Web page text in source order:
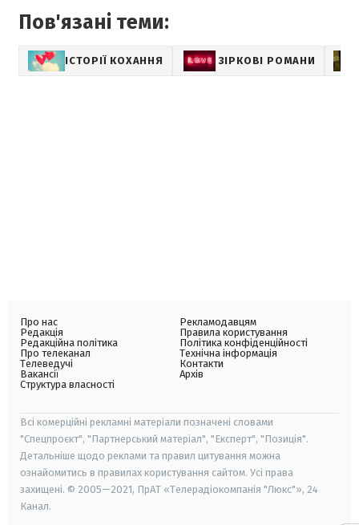
Пов'язані теми:
ІСТОРІЇ КОХАННЯ ЗІРКОВІ РОМАНИ
Про нас
Редакція
Редакційна політика
Про телеканал
Телеведучі
Вакансії
Структура власності
Рекламодавцям
Правила користування
Політика конфіденційності
Технічна інформація
Контакти
Архів
Всі комерційні рекламні матеріали позначені словами
"Спецпроєкт", "Партнерський матеріал", "Експерт", "Позиція".
Детальніше щодо реклами та правил цитування можна
ознайомитись в правилах користування сайтом. Усі права
захищені. © 2005—2021, ПрАТ «Телерадіокомпанія "Люкс"», 24
Канал.